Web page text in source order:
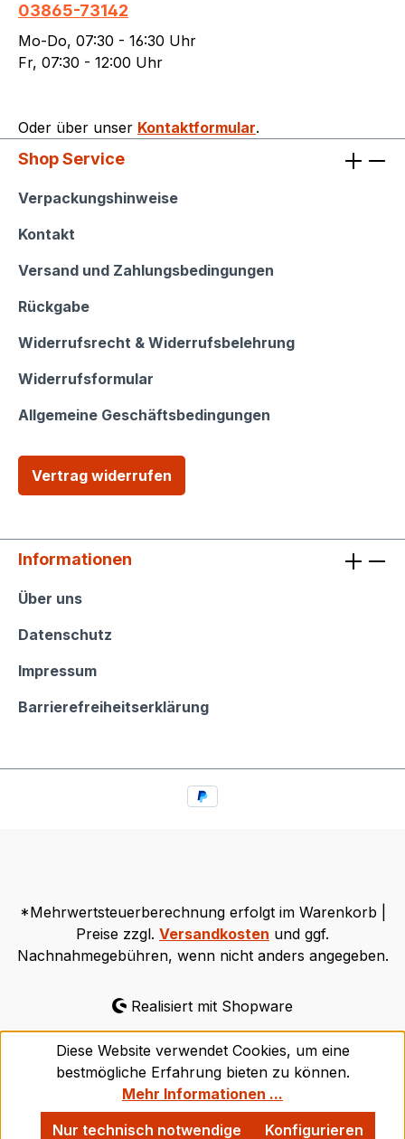
03865-73142
Mo-Do, 07:30 - 16:30 Uhr
Fr, 07:30 - 12:00 Uhr
Oder über unser Kontaktformular.
Shop Service
Shop Service
Verpackungshinweise
Kontakt
Versand und Zahlungsbedingungen
Rückgabe
Widerrufsrecht & Widerrufsbelehrung
Widerrufsformular
Allgemeine Geschäftsbedingungen
Vertrag widerrufen
Informationen
Informationen
Über uns
Datenschutz
Impressum
Barrierefreiheitserklärung
*Mehrwertsteuerberechnung erfolgt im Warenkorb |
Preise zzgl. Versandkosten und ggf.
Nachnahmegebühren, wenn nicht anders angegeben.
Realisiert mit Shopware
Diese Website verwendet Cookies, um eine
bestmögliche Erfahrung bieten zu können.
Mehr Informationen ...
Nur technisch notwendige
Konfigurieren